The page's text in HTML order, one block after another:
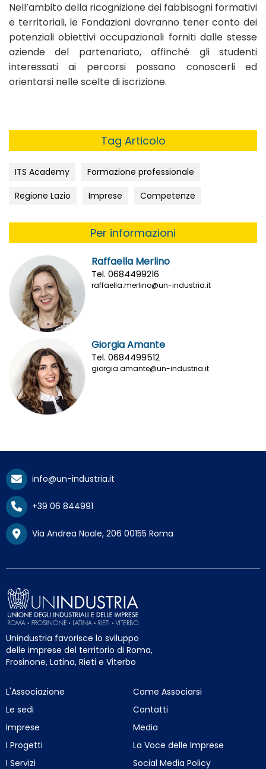
Nell’ambito della ricognizione dei fabbisogni formativi
e territoriali, le Fondazioni dovranno tener conto dei
potenziali obiettivi occupazionali forniti dalle stesse
aziende del partenariato, affinché gli studenti
interessati ai percorsi possano conoscerli ed
orientarsi nelle scelte di iscrizione.
Tag Articolo
ITS Academy
Formazione professionale
Regione Lazio
Imprese Competenze
Per informazioni
Raffaella Merlino
Tel. 0684499216
raffaella.merlino@un-industria.it
Giorgia Amante
Tel. 0684499512
giorgia.amante@un-industria.it
info@un-industria.it
+39 06 844991
Via Andrea Noale, 206 00155 Roma
Unindustria favorisce lo sviluppo
delle imprese del territorio di Roma,
Frosinone, Latina, Rieti e Viterbo
L'Associazione
Le sedi
Imprese
I Progetti
I Servizi
Come Associarsi
Contatti
Media
La Voce delle Imprese
Social Media Policy